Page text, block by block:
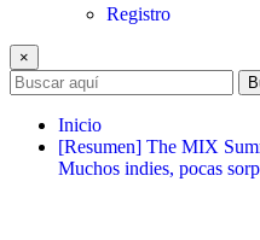
Registro
×
Inicio
[Resumen] The MIX
Muchos indies, pocas